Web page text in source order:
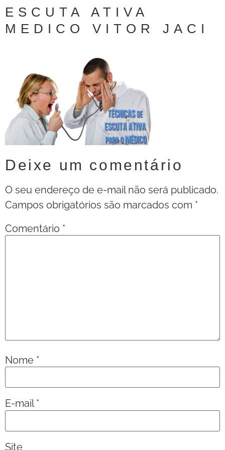
ESCUTA ATIVA
MEDICO VITOR JACI
Deixe um comentário
O seu endereço de e-mail não será publicado.
Campos obrigatórios são marcados com *
Comentário *
Nome *
E-mail*
Site